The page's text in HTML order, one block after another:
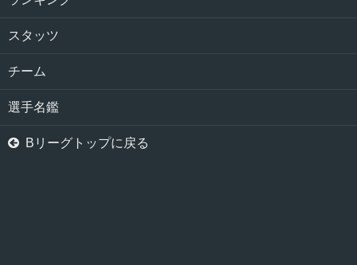
スタッツ
チーム
選手名鑑
 Bリーグトップに戻る